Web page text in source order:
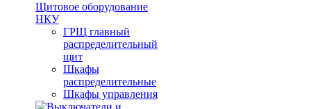
Щитовое оборудование
НКУ
ГРЩ главный
распределительный
щит
Шкафы
распределительные
Шкафы управления